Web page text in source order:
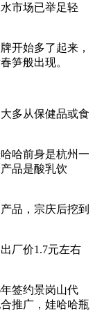
市场已举足轻
开始多了起来，
笋般出现。
多从保健品或食
哈前身是杭州一
品是酸乳饮
品，宗庆后挖到
厂价1.7元左右
签约景岗山代
推广，娃哈哈瓶